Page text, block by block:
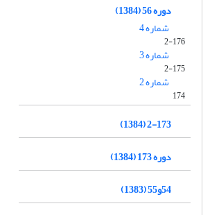
دوره 56 (1384)
شماره 4
2-176
شماره 3
2-175
شماره 2
174
2-173 (1384)
دوره 173 (1384)
54و55 (1383)